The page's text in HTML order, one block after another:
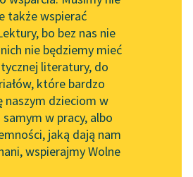
czytających
API
OAI-PMH
Widget Wolnych Lektur
Przypisy
także wspierać
bo bez nas nie
nie będziemy mieć
literatury, do
które bardzo
naszym dzieciom w
w pracy, albo
jaką dają nam
wspierajmy Wolne
…Moja żona… —
poznał Lew Sawicz. —
Z kim też ona
rozmawia?
— Kiedy chcesz, moja
droga —
odpowiedział...